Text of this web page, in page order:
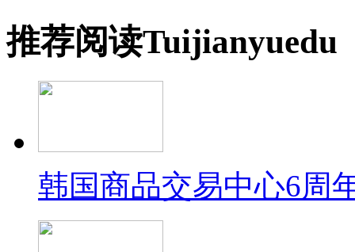
推荐阅读Tuijianyuedu
韩国商品交易中心6周